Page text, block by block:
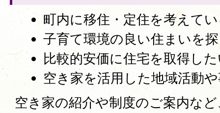
町内に移住・定住を考えて
子育て環境の良い住まいを
比較的安価に住宅を取得し
空き家を活用した地域活動
空き家の紹介や制度のご案内な